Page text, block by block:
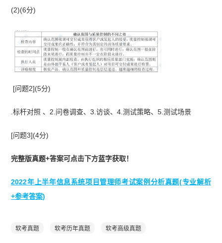
(2)(6分)
[问题2](5分)
.标杆对照 、2.问卷调查、3.访谈、4.测试策略、5.测试场景
[问题3](4分)
完整版真题+答案可点击下方蓝字获取！
2022年上半年信息系统项目管理师考试案例分析真题(专业解析
+参考答案)
软考真题 软考历年真题 软考高级真题